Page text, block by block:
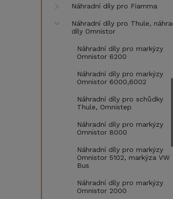
Náhradní díly pro Fiamma
Náhradní díly pro Thule,
díly Omnistor
Náhradní díly pro markýzy
Omnistor 6200
Náhradní díly pro markýzy
Omnistor 6000,6002
Náhradní díly pro schůdky
Thule, Omnistep
Náhradní díly pro markýzy
Omnistor 8000
Náhradní díly pro markýzy
Omnistor 5102, markýza VW
Bus
Náhradní díly pro markýzy
Omnistor 2000